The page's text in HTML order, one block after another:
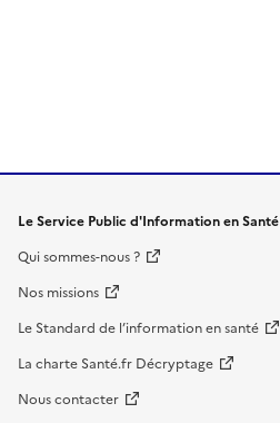
Le Service Public d'Information en Santé
Qui sommes-nous ?
Nos missions
Le Standard de l’information en santé
La charte Santé.fr Décryptage
Nous contacter